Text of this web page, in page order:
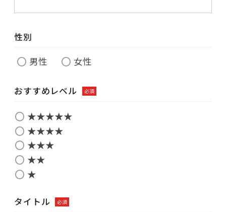
性別
男性 女性
おすすめレベル 必須
★★★★★
★★★★
★★★
★★
★
タイトル 必須